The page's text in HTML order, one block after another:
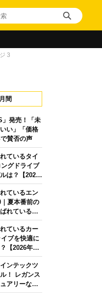
3
月間
」発売！「未
い」「価格
賛否の声
ているタイ
グドライブ
は？【2026
ているエン
夏本番前の
れている人
年6月版】
ているカー
ブを快適に
【2026年6
ンテックツ
！ レガンス
アリーな移